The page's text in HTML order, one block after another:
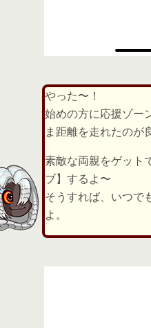
やった〜！
始めの方に応援ゾー
ま距離を走れたのが
素敵な両親をゲット
ブ】するよ〜
そうすれば、いつで
よ。